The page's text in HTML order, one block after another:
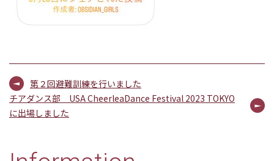
第２回避難訓練を行いました
チアダンス部 USA CheerleaDance Festival 2023 TOKYO
に出場しました